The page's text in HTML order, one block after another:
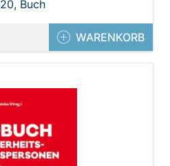
Buch
WARENKORB